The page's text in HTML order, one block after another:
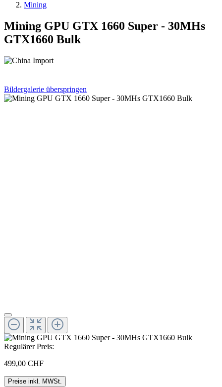
Mining
Mining GPU GTX 1660 Super - 30MHs
GTX1660 Bulk
Bildergalerie überspringen
Regulärer Preis:
499,00 CHF
Preise inkl. MWSt.